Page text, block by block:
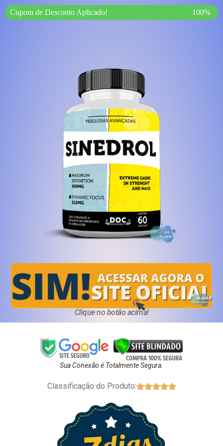
Cupom de Desconto Aplicado! 100%
Clique no botão acima!
Sua Conexão é Totalmente Segura.
Classificação do Produto: